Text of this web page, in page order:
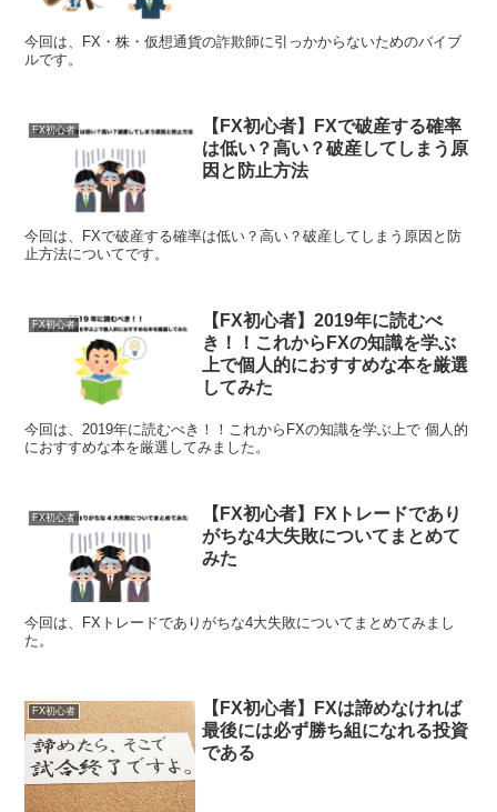
今回は、FX・株・仮想通貨の詐欺師に引っかからないためのバイブ
ルです。
FX初心者
【FX初心者】FXで破産する確率
は低い？高い？破産してしまう原
因と防止方法
今回は、FXで破産する確率は低い？高い？破産してしまう原因と防
止方法についてです。
FX初心者
【FX初心者】2019年に読むべ
き！！これからFXの知識を学ぶ
上で個人的におすすめな本を厳選
してみた
今回は、2019年に読むべき！！これからFXの知識を学ぶ上で 個人的
におすすめな本を厳選してみました。
FX初心者
【FX初心者】FXトレードであり
がちな4大失敗についてまとめて
みた
今回は、FXトレードでありがちな4大失敗についてまとめてみまし
た。
FX初心者
【FX初心者】FXは諦めなければ
最後には必ず勝ち組になれる投資
である